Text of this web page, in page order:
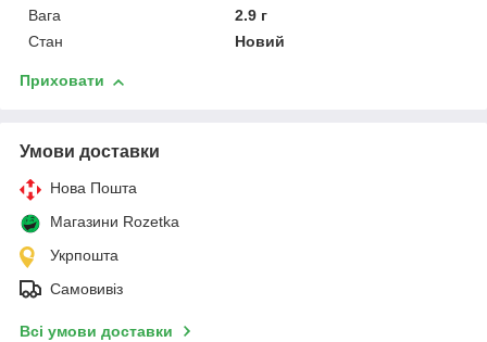
Вага
2.9 г
Стан
Новий
Приховати
Умови доставки
Нова Пошта
Магазини Rozetka
Укрпошта
Самовивіз
Всі умови доставки